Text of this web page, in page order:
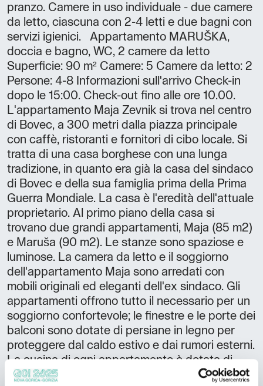
pranzo. Camere in uso individuale - due camere
da letto, ciascuna con 2-4 letti e due bagni con
servizi igienici. Appartamento MARUŠKA,
doccia e bagno, WC, 2 camere da letto
Superficie: 90 m² Camere: 5 Camere da letto: 2
Persone: 4-8 Informazioni sull'arrivo Check-in
dopo le 15:00. Check-out fino alle ore 10.00.
L'appartamento Maja Zevnik si trova nel centro
di Bovec, a 300 metri dalla piazza principale
con caffè, ristoranti e fornitori di cibo locale. Si
tratta di una casa borghese con una lunga
tradizione, in quanto era già la casa del sindaco
di Bovec e della sua famiglia prima della Prima
Guerra Mondiale. La casa è l'eredità dell'attuale
proprietario. Al primo piano della casa si
trovano due grandi appartamenti, Maja (85 m2)
e Maruša (90 m2). Le stanze sono spaziose e
luminose. La camera da letto e il soggiorno
dell'appartamento Maja sono arredati con
mobili originali ed eleganti dell'ex sindaco. Gli
appartamenti offrono tutto il necessario per un
soggiorno confortevole; le finestre e le porte dei
balconi sono dotate di persiane in legno per
proteggere dal caldo estivo e dai rumori esterni.
La cucina di ogni appartamento è dotata di
frigorifero, fornelli con forno, microonde,